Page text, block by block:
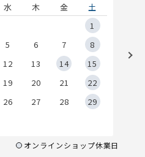
水 木 金
土
1
5 6 7
8
12 13 14
15
19 20 21
22
26 27 28
29
オンラインショップ休業日